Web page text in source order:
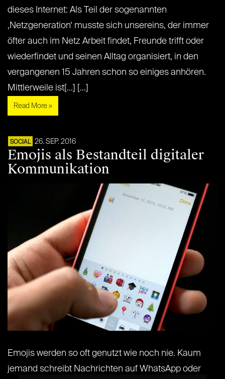
dieses Internet: Als Teil der sogenannten
‚Netzgeneration‘ musste sich unsereins, der immer
öfter auch im Netz Arbeit findet, Freunde trifft oder
wiederfindet und seinen Alltag organisiert, in den
vergangenen 15 Jahren schon so einiges anhören.
Mittlerweile ist[...] [...]
Read More »
SOCIAL 26. SEP. 2016
Emojis als Bestandteil digitaler
Kommunikation
Emojis werden so oft genutzt wie noch nie. Kaum
jemand schreibt Nachrichten auf WhatsApp oder